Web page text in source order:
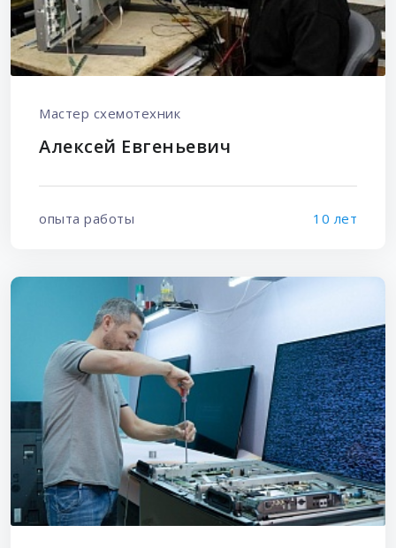
Мастер схемотехник
Алексей Евгеньевич
опыта работы 10 лет